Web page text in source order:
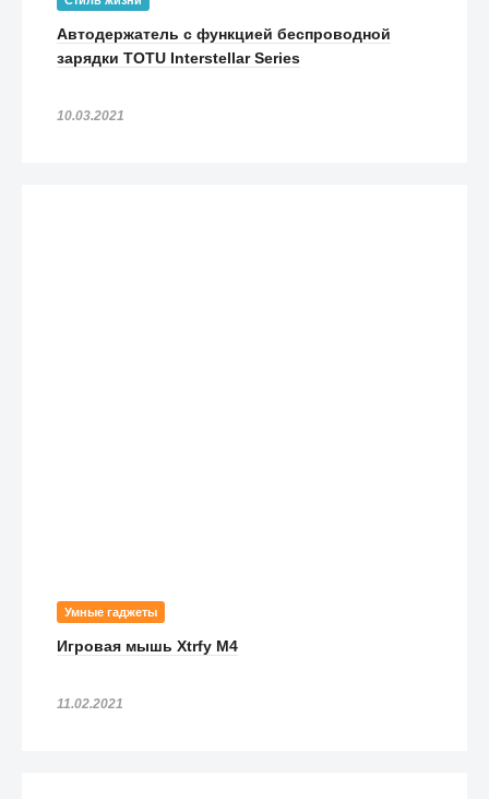
Автодержатель с функцией беспроводной
зарядки TOTU Interstellar Series
10.03.2021
Умные гаджеты
Игровая мышь Xtrfy M4
11.02.2021